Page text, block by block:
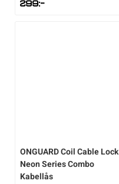
299:-
ONGUARDCoil Cable Lock
Neon Series Combo
Kabellås